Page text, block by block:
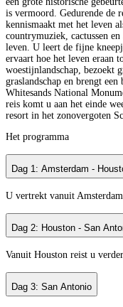
is vermoord. Gedurende de
kennismaakt met het leven
countrymuziek, cactussen
leven. U leert de fijne
ervaart hoe het leven eraan
woestijnlandschap, bezoekt
graslandschap en brengt
Whitesands National
reis komt u aan het einde
resort in het zonovergoten
Het programma
Dag 1: Amsterdam -
U vertrekt vanuit
Dag 2: Houston - San
Vanuit Houston reist u
Dag 3: San Antonio